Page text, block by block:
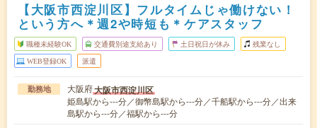
【大阪市西淀川区】フルタイムじゃ働けない！
という方へ＊週2や時短も＊ケアスタッフ
職種未経験OK 交通費別途支給あり 土日祝日が休み 残業なし
WEB登録OK 派遣
勤務地 大阪府大阪市西淀川区
姫島駅から---分／御幣島駅から---分／千船駅から---分／出来
島駅から---分／福駅から---分